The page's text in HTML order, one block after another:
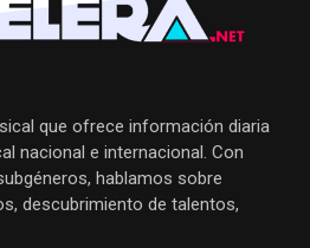
que ofrece información diaria
nacional e internacional. Con
hablamos sobre
descubrimiento de talentos,